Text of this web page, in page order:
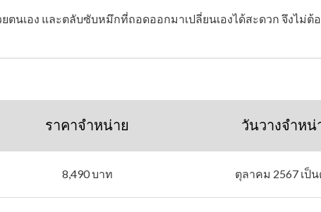
ตนเอง และตลับซับหมึกที่ถอดออกมาเปลี่ยนเองได้สะดวก จึงไม่ต้
ราคาจำหน่าย วันวางจำหน่
8,490 บาท ตุลาคม 2567 เป็